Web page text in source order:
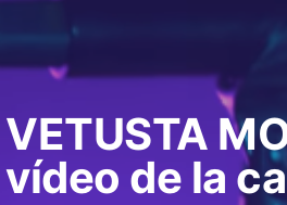
VETUSTA
vídeo de la